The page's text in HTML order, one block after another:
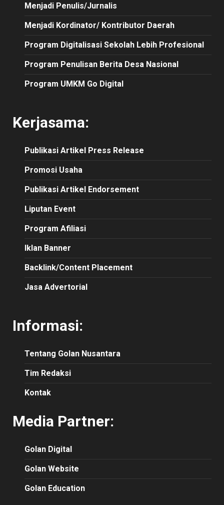
Menjadi Penulis/Jurnalis
Menjadi Kordinator/ Kontributor Daerah
Program Digitalisasi Sekolah Lebih Profesional
Program Penulisan Berita Desa Nasional
Program UMKM Go Digital
Kerjasama:
Publikasi Artikel Press Release
Promosi Usaha
Publikasi Artikel Endorsement
Liputan Event
Program Afiliasi
Iklan Banner
Backlink/Content Placement
Jasa Advertorial
Informasi:
Tentang Golan Nusantara
Tim Redaksi
Kontak
Media Partner:
Golan Digital
Golan Website
Golan Education